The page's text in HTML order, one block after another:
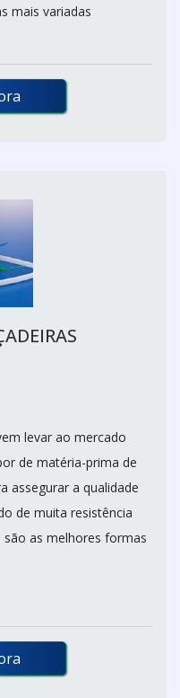
mais variadas
levar ao mercado
de matéria-prima de
assegurar a qualidade
de muita resistência
são as melhores formas